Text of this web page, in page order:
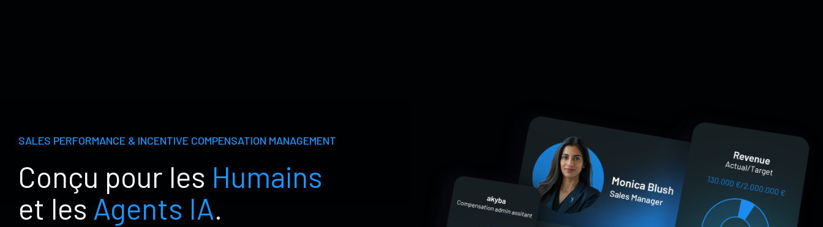
SALES PERFORMANCE & INCENTIVE COMPENSATION MANAGEMENT
Conçu pour les Humains
et les Agents IA.